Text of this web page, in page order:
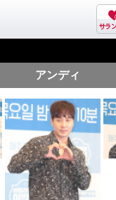
アンディ